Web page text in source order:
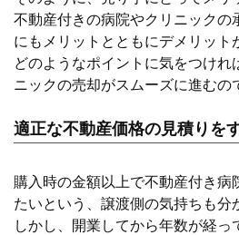
不動産付きの病院やクリニックの
にもメリットとともにデメリット
どのようなポイントに気をつけれ
ニックの売却がスムーズに進むの
適正な不動産価格の見積りを
購入時の金額以上で不動産付き病
たいという、譲渡側の気持ちも分
しかし、開業してから年数が経